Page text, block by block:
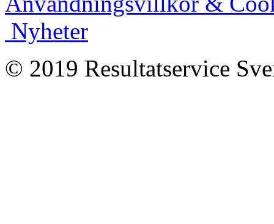
Nyheter
© 2019 Resultatservice